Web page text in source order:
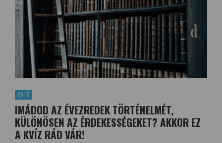
KVÍZ
IMÁDOD AZ ÉVEZREDEK TÖRTÉNELMÉT,
KÜLÖNÖSEN AZ ÉRDEKESSÉGEKET? AKKOR EZ
A KVÍZ RÁD VÁR!